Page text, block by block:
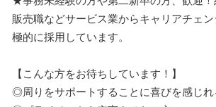
販売職などサービス業からキャリアチェ
極的に採用しています。
【こんな方をお待ちしています！】
◎周りをサポートすることに喜びを感じれ